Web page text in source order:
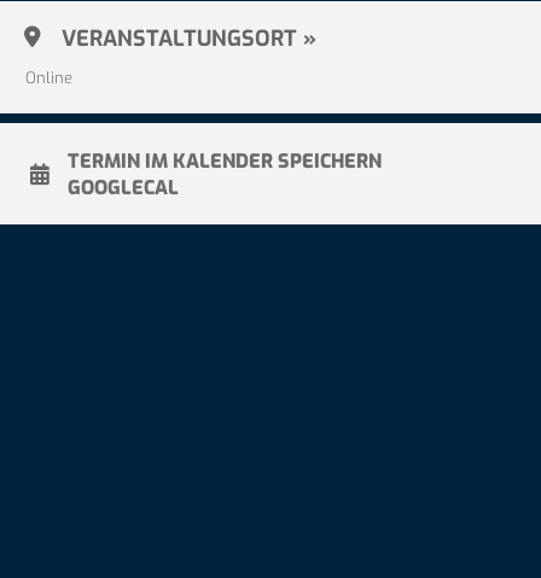
VERANSTALTUNGSORT »
Online
TERMIN IM KALENDER SPEICHERN
GOOGLECAL